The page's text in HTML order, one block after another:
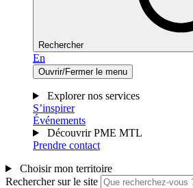
Rechercher
En
Ouvrir/Fermer le menu
Explorer nos services
S’inspirer
Événements
Découvrir PME MTL
Prendre contact
Choisir mon territoire
Rechercher sur le site